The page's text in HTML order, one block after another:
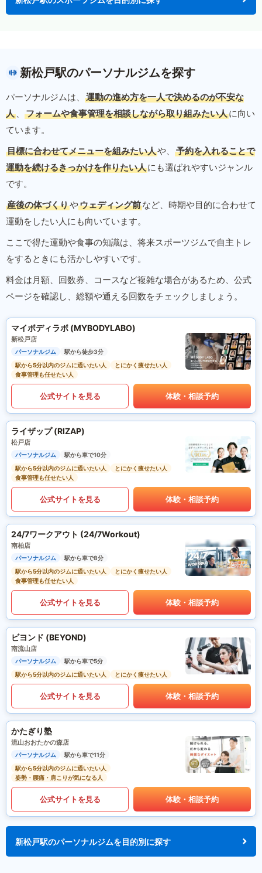
新松戸駅のパーソナルジムを探す
パーソナルジムは、
運動の進め方を一人で決めるのが不安な
人 、 フォームや食事管理を相談しながら取り組みたい人に向い
ています。
目標に合わせてメニューを組みたい人や、
予約を入れることで
運動を続けるきっかけを作りたい人にも選ばれやすいジャンル
です。
産後の体づくりやウェディング前など、時期や目的に合わせて
運動をしたい人にも向いています。
ここで得た運動や食事の知識は、将来スポーツジムで自主トレ
をするときにも活かしやすいです。
料金は月額、回数券、コースなど複雑な場合があるため、公式
ページを確認し、総額や通える回数をチェックしましょう。
マイボディラボ (MYBODYLABO)
新松戸店
パーソナルジム
駅から徒歩3分
駅から5分以内のジムに通いたい人
とにかく痩せたい人
食事管理も任せたい人
公式サイトを見る 体験・相談予約
ライザップ (RIZAP)
松戸店
パーソナルジム
駅から車で10分
駅から5分以内のジムに通いたい人
とにかく痩せたい人
食事管理も任せたい人
公式サイトを見る 体験・相談予約
24/7ワークアウト (24/7Workout)
南柏店
パーソナルジム
駅から車で8分
駅から5分以内のジムに通いたい人
とにかく痩せたい人
食事管理も任せたい人
公式サイトを見る 体験・相談予約
ビヨンド (BEYOND)
南流山店
パーソナルジム
駅から車で5分
駅から5分以内のジムに通いたい人
とにかく痩せたい人
公式サイトを見る 体験・相談予約
かたぎり塾
流山おおたかの森店
パーソナルジム
駅から車で11分
駅から5分以内のジムに通いたい人
姿勢・腰痛・肩こりが気になる人
公式サイトを見る 体験・相談予約
新松戸駅のパーソナルジムを目的別に探す